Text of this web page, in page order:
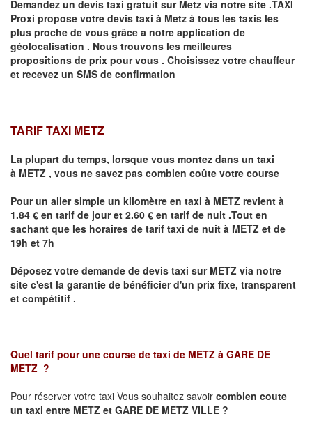
Demandez un devis taxi gratuit sur Metz via notre site .TAXI
Proxi propose votre devis taxi à Metz à tous les taxis les
plus proche de vous grâce a notre application de
géolocalisation . Nous trouvons les meilleures
propositions de prix pour vous . Choisissez votre chauffeur
et recevez un SMS de confirmation
TARIF TAXI METZ
La plupart du temps, lorsque vous montez dans un taxi
à METZ , vous ne savez pas combien coûte votre course
Pour un aller simple un kilomètre en taxi à METZ revient à
1.84 € en tarif de jour et 2.60 € en tarif de nuit .Tout en
sachant que les horaires de tarif taxi de nuit à METZ et de
19h et 7h
Déposez votre demande de devis taxi sur METZ via notre
site c'est la garantie de bénéficier d'un prix fixe, transparent
et compétitif .
Quel tarif pour une course de taxi de METZ à GARE DE
METZ ?
Pour réserver votre taxi Vous souhaitez savoir combien coute
un taxi entre METZ et GARE DE METZ VILLE ?